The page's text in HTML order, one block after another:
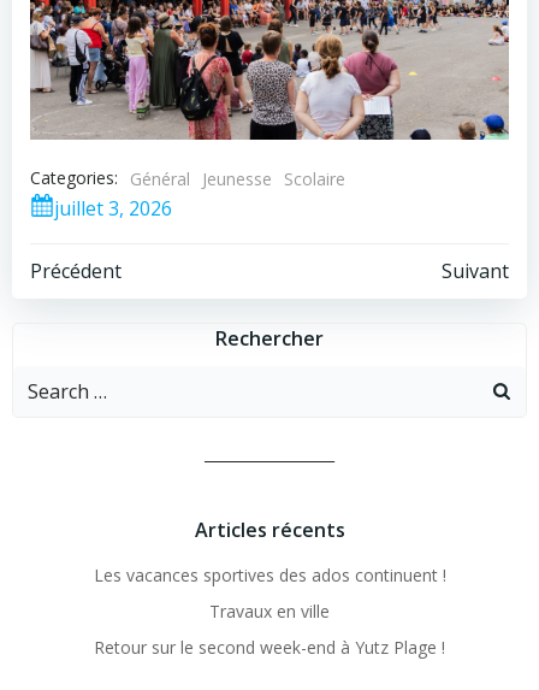
Categories: Général Jeunesse Scolaire
juillet 3, 2026
Post
navigation
Précédent
Post
navigation
Suivant
Rechercher
Search
Articles récents
Les vacances sportives des ados continuent !
Travaux en ville
Retour sur le second week-end à Yutz Plage !